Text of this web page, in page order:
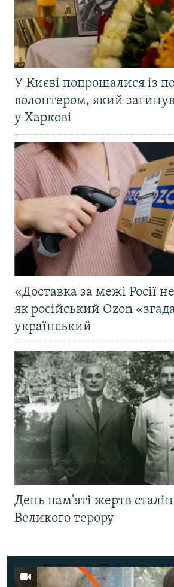
У Києві попрощалися із
волонтером, який
у Харкові
«Доставка за межі Росії
як російський Ozon
український
День пам'яті жертв
Великого терору